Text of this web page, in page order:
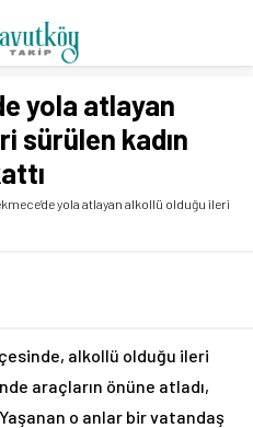
yola atlayan
sürülen kadın
yola atlayan alkollü olduğu ileri
alkollü olduğu ileri
araçların önüne atladı,
o anlar bir vatandaş